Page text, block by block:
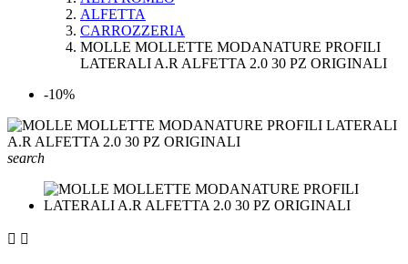
ALFETTA
CARROZZERIA
MOLLE MOLLETTE MODANATURE PROFILI
LATERALI A.R ALFETTA 2.0 30 PZ ORIGINALI
-10%
search
 